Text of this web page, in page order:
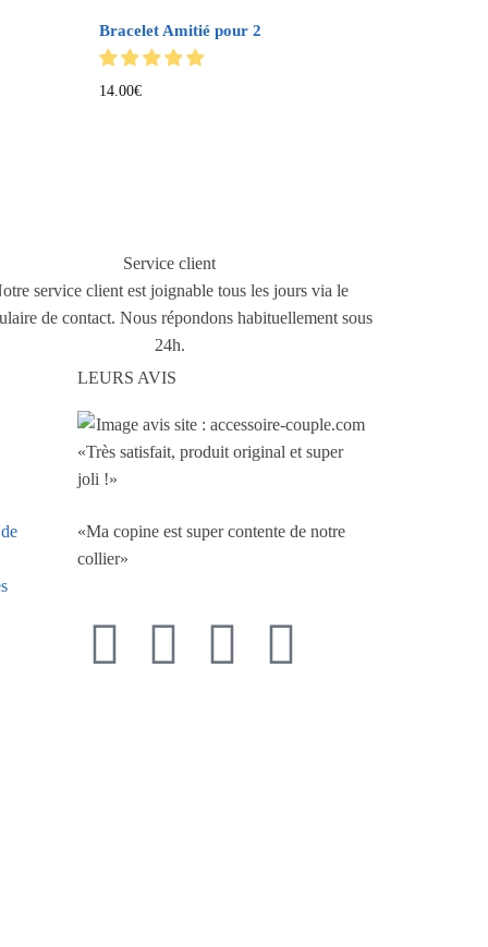
Bracelet Amitié pour 2
14.00€
Service client
service client est joignable tous les jours via le
de contact. Nous répondons habituellement sous
24h.
LEURS AVIS
«Très satisfait, produit original et super
joli !»
«Ma copine est super contente de notre
collier»